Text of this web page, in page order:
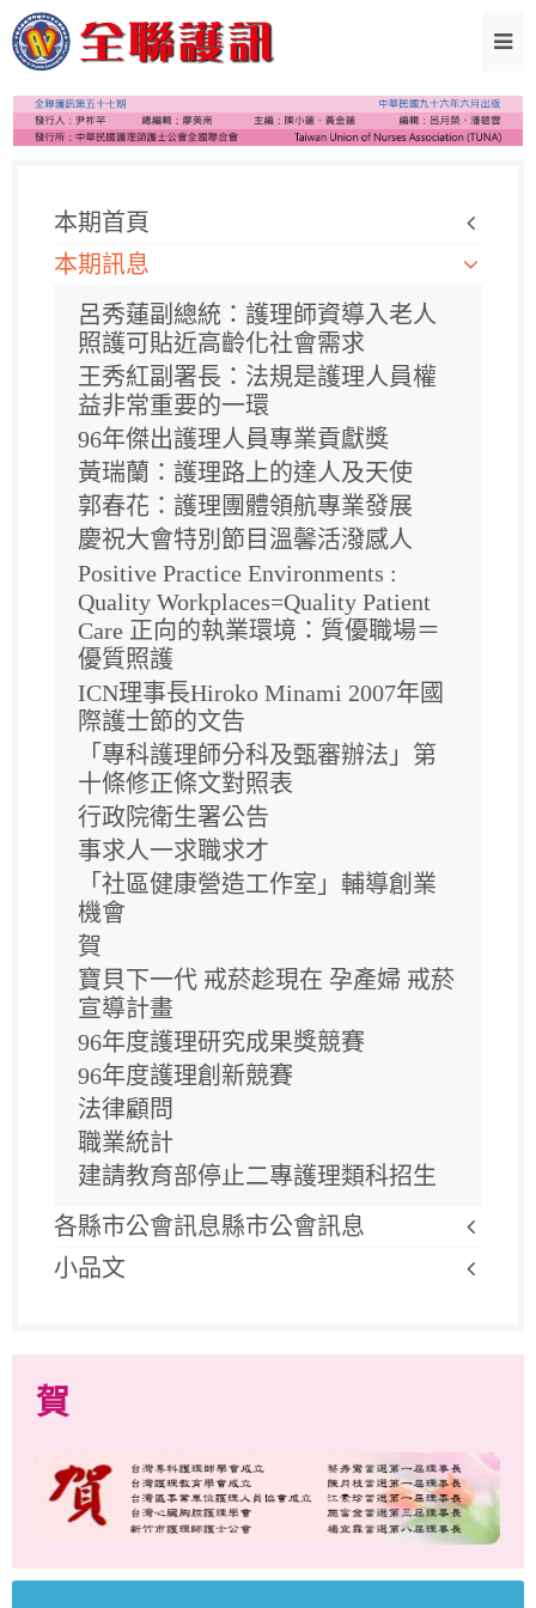
本期首頁
本期訊息
呂秀蓮副總統：護理師資導入老人
照護可貼近高齡化社會需求
王秀紅副署長：法規是護理人員權
益非常重要的一環
96年傑出護理人員專業貢獻獎
黃瑞蘭：護理路上的達人及天使
郭春花：護理團體領航專業發展
慶祝大會特別節目溫馨活潑感人
Positive Practice Environments :
Quality Workplaces=Quality Patient
Care 正向的執業環境：質優職場＝
優質照護
ICN理事長Hiroko Minami 2007年國
際護士節的文告
「專科護理師分科及甄審辦法」第
十條修正條文對照表
行政院衛生署公告
事求人一求職求才
「社區健康營造工作室」輔導創業
機會
賀
寶貝下一代 戒菸趁現在 孕產婦 戒菸
宣導計畫
96年度護理研究成果獎競賽
96年度護理創新競賽
法律顧問
職業統計
建請教育部停止二專護理類科招生
各縣市公會訊息縣市公會訊息
小品文
賀